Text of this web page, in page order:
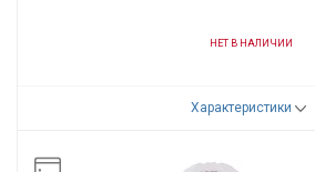
НЕТ В НАЛИЧИИ
Характеристики